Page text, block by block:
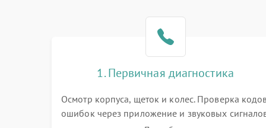
Программные сбои
1. Первичная диагностика
Осмотр корпуса, щеток и колес. Проверка
ошибок через приложение и звуковых